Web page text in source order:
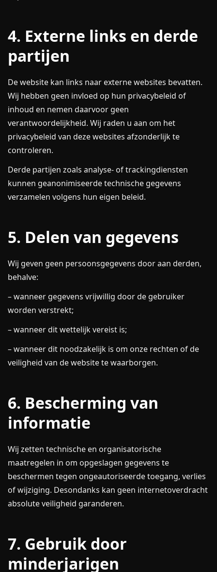
4. Externe links en derde
partijen
De website kan links naar externe websites bevatten.
Wij hebben geen invloed op hun privacybeleid of
inhoud en nemen daarvoor geen
verantwoordelijkheid. Wij raden u aan om het
privacybeleid van deze websites afzonderlijk te
controleren.
Derde partijen zoals analyse- of trackingdiensten
kunnen geanonimiseerde technische gegevens
verzamelen volgens hun eigen beleid.
5. Delen van gegevens
Wij geven geen persoonsgegevens door aan derden,
behalve:
– wanneer gegevens vrijwillig door de gebruiker
worden verstrekt;
– wanneer dit wettelijk vereist is;
– wanneer dit noodzakelijk is om onze rechten of de
veiligheid van de website te waarborgen.
6. Bescherming van
informatie
Wij zetten technische en organisatorische
maatregelen in om opgeslagen gegevens te
beschermen tegen ongeautoriseerde toegang, verlies
of wijziging. Desondanks kan geen internetoverdracht
absolute veiligheid garanderen.
7. Gebruik door
minderjarigen